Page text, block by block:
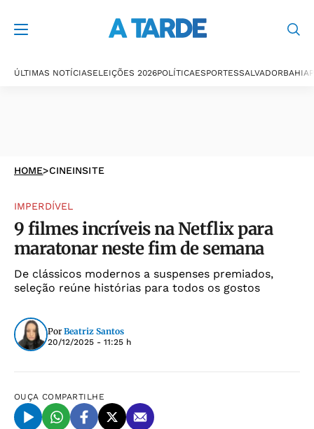
ÚLTIMAS NOTÍCIASELEIÇÕES 2026POLÍTICAESPORTESSALVADORBAHIA
HOME>CINEINSITE
IMPERDÍVEL
9 filmes incríveis na Netflix para
maratonar neste fim de semana
De clássicos modernos a suspenses premiados,
seleção reúne histórias para todos os gostos
Por Beatriz Santos
20/12/2025 - 11:25 h
OUÇA COMPARTILHE